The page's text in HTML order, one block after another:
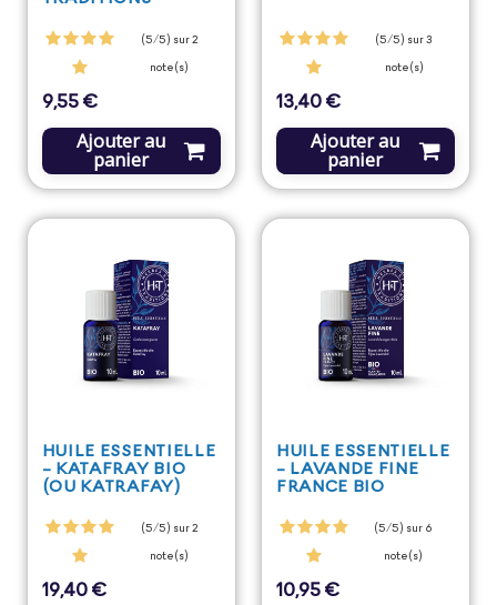
(5/5) sur 2
note(s)
Prix
9,55 €
Ajouter au
panier
(5/5) sur 3
note(s)
Prix
13,40 €
Ajouter au
panier
HUILE ESSENTIELLE
- KATAFRAY BIO
(OU KATRAFAY)
(5/5) sur 2
note(s)
Prix
19,40 €
HUILE ESSENTIELLE
- LAVANDE FINE
FRANCE BIO
(5/5) sur 6
note(s)
Prix
10,95 €